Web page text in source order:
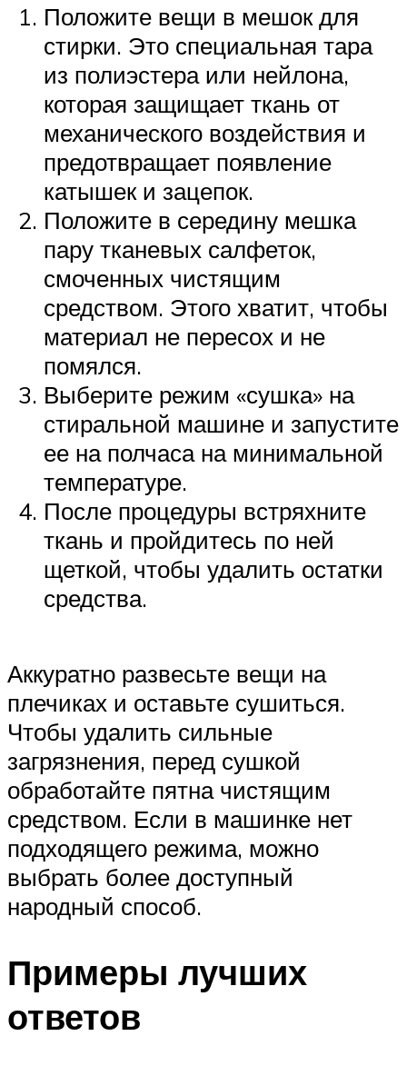
Положите вещи в мешок для
стирки. Это специальная тара
из полиэстера или нейлона,
которая защищает ткань от
механического воздействия и
предотвращает появление
катышек и зацепок.
Положите в середину мешка
пару тканевых салфеток,
смоченных чистящим
средством. Этого хватит, чтобы
материал не пересох и не
помялся.
Выберите режим «сушка» на
стиральной машине и запустите
ее на полчаса на минимальной
температуре.
После процедуры встряхните
ткань и пройдитесь по ней
щеткой, чтобы удалить остатки
средства.
Аккуратно развесьте вещи на
плечиках и оставьте сушиться.
Чтобы удалить сильные
загрязнения, перед сушкой
обработайте пятна чистящим
средством. Если в машинке нет
подходящего режима, можно
выбрать более доступный
народный способ.
Примеры лучших
ответов